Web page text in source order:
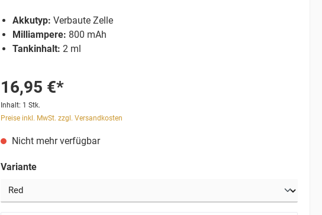
Akkutyp: Verbaute Zelle
Milliampere: 800 mAh
Tankinhalt: 2 ml
16,95 €*
Inhalt: 1 Stk.
Preise inkl. MwSt. zzgl. Versandkosten
Nicht mehr verfügbar
Variante